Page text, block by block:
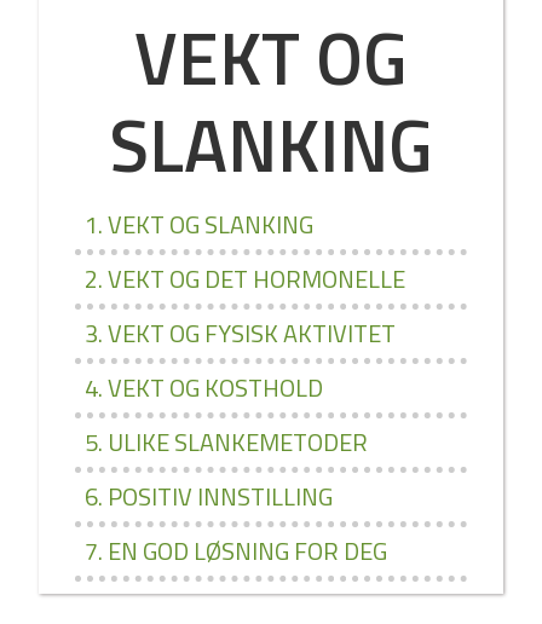
VEKT OG
SLANKING
1. VEKT OG SLANKING
2. VEKT OG DET HORMONELLE
3. VEKT OG FYSISK AKTIVITET
4. VEKT OG KOSTHOLD
5. ULIKE SLANKEMETODER
6. POSITIV INNSTILLING
7. EN GOD LØSNING FOR DEG